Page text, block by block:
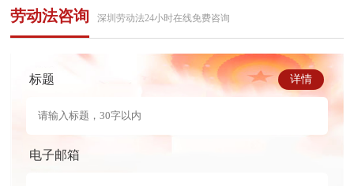
劳动法咨询 深圳劳动法24小时在线免费咨询
详情
标题
电子邮箱